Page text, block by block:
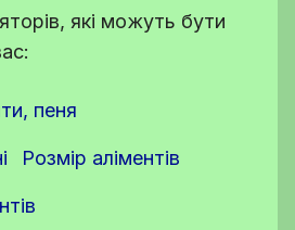
які можуть бути
пеня
Розмір аліментів